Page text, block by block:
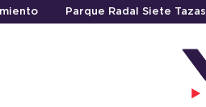
Parque Radal Siete Tazas